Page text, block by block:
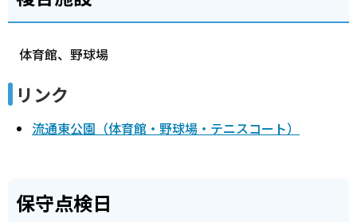
体育館、野球場
リンク
流通東公園（体育館・野球場・テニスコート）
保守点検日